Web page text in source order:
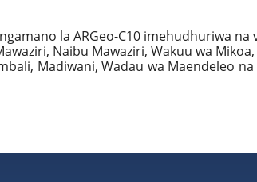
la ARGeo-C10 imehudhuriwa na
Naibu Mawaziri, Wakuu wa
Madiwani, Wadau wa Maendeleo